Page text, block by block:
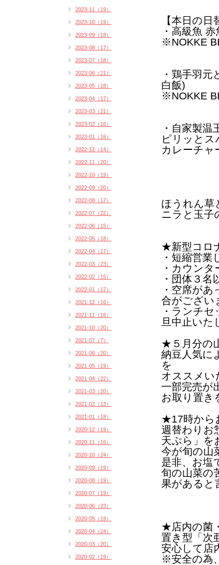
【本日の
・高級魚
※NOKKE
・鶏手羽
白飯)
※NOKKE
・自家製温
ピリッとス
カレーチャ
ほうれん草
ニラと玉子
★新型コロ
・短縮営業
・カウン
・団体３
・空席が
合がござい
・ランチ
旦中止いた
★５月分の
納豆人気に
を
オススメい
一部完売が
お取り置き
★17時から
週替わりお
天ぷら」を
今が旬の山
是非、お塩
旬の山菜の
果があると
★店内の菌
置き型「次
安心して店
※安全の為
2023-11（19）
2023-10（19）
2023-09（18）
2023-08（17）
2023-07（18）
2023-06（21）
2023-05（18）
2023-04（17）
2023-03（21）
2023-02（16）
2023-01（16）
2022-12（14）
2022-11（20）
2022-10（19）
2022-09（20）
2022-08（17）
2022-07（22）
2022-06（15）
2022-05（18）
2022-04（17）
2022-03（23）
2022-02（15）
2022-01（17）
2021-12（16）
2021-11（16）
2021-10（20）
2021-07（7）
2021-06（20）
2021-05（19）
2021-04（22）
2021-03（20）
2021-02（13）
2021-01（18）
2020-12（19）
2020-11（16）
2020-10（24）
2020-09（19）
2020-08（19）
2020-07（19）
2020-06（23）
2020-05（19）
2020-04（24）
2020-03（20）
2020-02（19）